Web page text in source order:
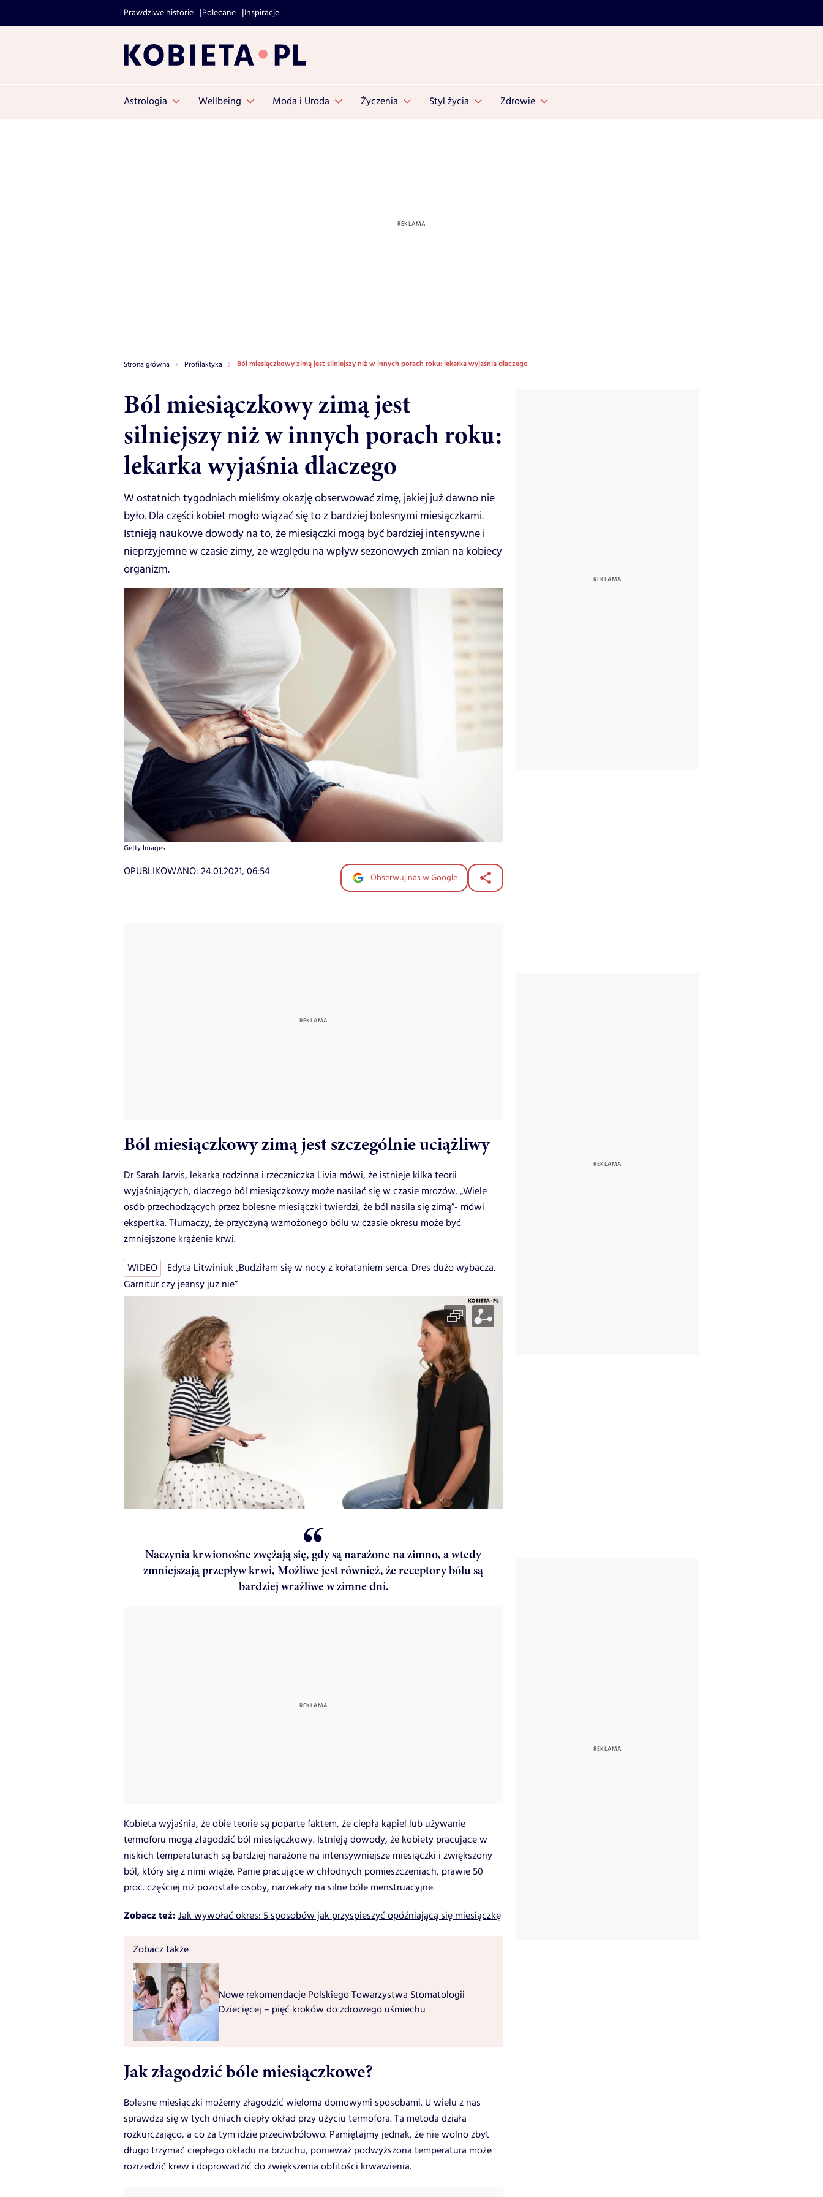
Prawdziwe historie Polecane Inspiracje
Astrologia Wellbeing Moda i Uroda Życzenia Styl życia Zdrowie
Strona główna Profilaktyka Ból miesiączkowy zimą jest silniejszy niż w innych porach roku: lekarka wyjaśnia dlaczego
Ból miesiączkowy zimą jest
silniejszy niż w innych porach roku:
lekarka wyjaśnia dlaczego
W ostatnich tygodniach mieliśmy okazję obserwować zimę, jakiej już dawno nie
było. Dla części kobiet mogło wiązać się to z bardziej bolesnymi miesiączkami.
Istnieją naukowe dowody na to, że miesiączki mogą być bardziej intensywne i
nieprzyjemne w czasie zimy, ze względu na wpływ sezonowych zmian na kobiecy
organizm.
Getty Images
OPUBLIKOWANO: 24.01.2021, 06:54 Obserwuj nas w Google
Ból miesiączkowy zimą jest szczególnie uciążliwy
Dr Sarah Jarvis, lekarka rodzinna i rzeczniczka Livia mówi, że istnieje kilka teorii
wyjaśniających, dlaczego ból miesiączkowy może nasilać się w czasie mrozów. „Wiele
osób przechodzących przez bolesne miesiączki twierdzi, że ból nasila się zimą”- mówi
ekspertka. Tłumaczy, że przyczyną wzmożonego bólu w czasie okresu może być
zmniejszone krążenie krwi.
WIDEO
Edyta Litwiniuk „Budziłam się w nocy z kołataniem serca. Dres dużo wybacza.
Garnitur czy jeansy już nie”
Naczynia krwionośne zwężają się, gdy są narażone na zimno, a wtedy
zmniejszają przepływ krwi, Możliwe jest również, że receptory bólu są
bardziej wrażliwe w zimne dni.
Kobieta wyjaśnia, że obie teorie są poparte faktem, że ciepła kąpiel lub używanie
termoforu mogą złagodzić ból miesiączkowy. Istnieją dowody, że kobiety pracujące w
niskich temperaturach są bardziej narażone na intensywniejsze miesiączki i zwiększony
ból, który się z nimi wiąże. Panie pracujące w chłodnych pomieszczeniach, prawie 50
proc. częściej niż pozostałe osoby, narzekały na silne bóle menstruacyjne.
Zobacz też: Jak wywołać okres: 5 sposobów jak przyspieszyć opóźniającą się miesiączkę
Zobacz także
Nowe rekomendacje Polskiego Towarzystwa Stomatologii
Dziecięcej – pięć kroków do zdrowego uśmiechu
Jak złagodzić bóle miesiączkowe?
Bolesne miesiączki możemy złagodzić wieloma domowymi sposobami. U wielu z nas
sprawdza się w tych dniach ciepły okład przy użyciu termofora. Ta metoda działa
rozkurczająco, a co za tym idzie przeciwbólowo. Pamiętajmy jednak, że nie wolno zbyt
długo trzymać ciepłego okładu na brzuchu, ponieważ podwyższona temperatura może
rozrzedzić krew i doprowadzić do zwiększenia obfitości krwawienia.